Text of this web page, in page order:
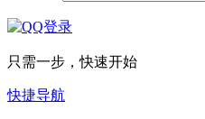
只需一步，快速开始
快捷导航